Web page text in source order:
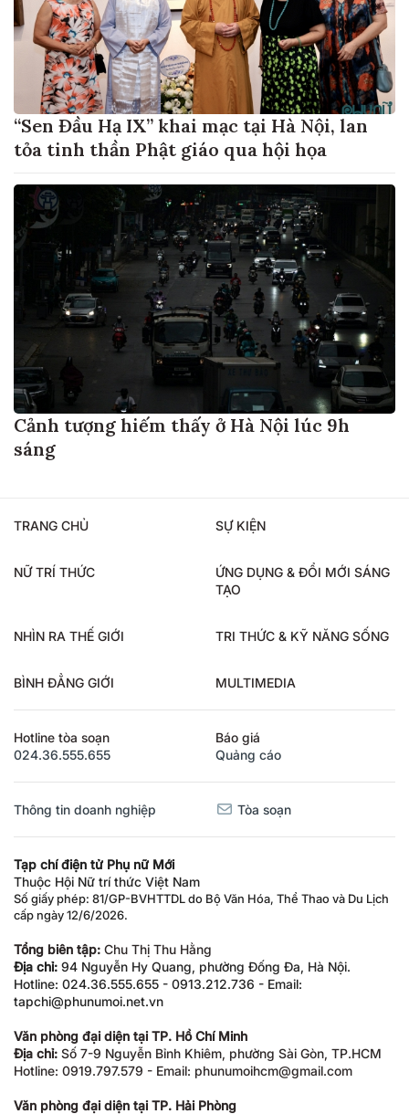
“Sen Đầu Hạ IX” khai mạc tại Hà Nội, lan
tỏa tinh thần Phật giáo qua hội họa
Cảnh tượng hiếm thấy ở Hà Nội lúc 9h
sáng
TRANG CHỦ SỰ KIỆN
NỮ TRÍ THỨC
ỨNG DỤNG & ĐỔI MỚI SÁNG
TẠO
NHÌN RA THẾ GIỚI TRI THỨC & KỸ NĂNG SỐNG
BÌNH ĐẲNG GIỚI MULTIMEDIA
Hotline tòa soạn
024.36.555.655
Báo giá
Quảng cáo
Thông tin doanh nghiệp Tòa soạn
Tạp chí điện tử Phụ nữ Mới
Thuộc Hội Nữ trí thức Việt Nam
Số giấy phép: 81/GP-BVHTTDL do Bộ Văn Hóa, Thể Thao và Du Lịch
cấp ngày 12/6/2026.
Tổng biên tập: Chu Thị Thu Hằng
Địa chỉ: 94 Nguyễn Hy Quang, phường Đống Đa, Hà Nội.
Hotline: 024.36.555.655 - 0913.212.736 - Email:
tapchi@phunumoi.net.vn
Văn phòng đại diện tại TP. Hồ Chí Minh
Địa chỉ: Số 7-9 Nguyễn Bỉnh Khiêm, phường Sài Gòn, TP.HCM
Hotline: 0919.797.579 - Email: phunumoihcm@gmail.com
Văn phòng đại diện tại TP. Hải Phòng